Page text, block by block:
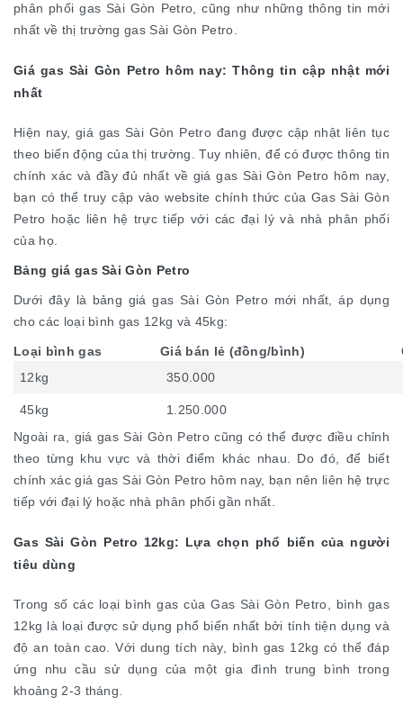
phân phối gas Sài Gòn Petro, cũng như những thông tin mới
nhất về thị trường gas Sài Gòn Petro.
Giá gas Sài Gòn Petro hôm nay: Thông tin cập nhật mới
nhất
Hiện nay, giá gas Sài Gòn Petro đang được cập nhật liên tục
theo biến động của thị trường. Tuy nhiên, để có được thông tin
chính xác và đầy đủ nhất về giá gas Sài Gòn Petro hôm nay,
bạn có thể truy cập vào website chính thức của Gas Sài Gòn
Petro hoặc liên hệ trực tiếp với các đại lý và nhà phân phối
của họ.
Bảng giá gas Sài Gòn Petro
Dưới đây là bảng giá gas Sài Gòn Petro mới nhất, áp dụng
cho các loại bình gas 12kg và 45kg:
Loại bình gas Giá bán lẻ (đồng/bình)
12kg
350.000
45kg
1.250.000
Ngoài ra, giá gas Sài Gòn Petro cũng có thể được điều chỉnh
theo từng khu vực và thời điểm khác nhau. Do đó, để biết
chính xác giá gas Sài Gòn Petro hôm nay, bạn nên liên hệ trực
tiếp với đại lý hoặc nhà phân phối gần nhất.
Gas Sài Gòn Petro 12kg: Lựa chọn phổ biến của người
tiêu dùng
Trong số các loại bình gas của Gas Sài Gòn Petro, bình gas
12kg là loại được sử dụng phổ biến nhất bởi tính tiện dụng và
độ an toàn cao. Với dung tích này, bình gas 12kg có thể đáp
ứng nhu cầu sử dụng của một gia đình trung bình trong
khoảng 2-3 tháng.